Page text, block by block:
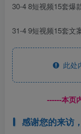
30-4 8短视频15套爆
31-4 9短视频15套文
此处
------本页
感谢您的来访